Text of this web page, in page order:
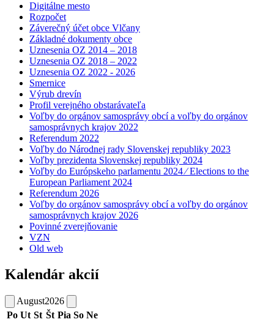
Digitálne mesto
Rozpočet
Záverečný účet obce Vlčany
Základné dokumenty obce
Uznesenia OZ 2014 – 2018
Uznesenia OZ 2018 – 2022
Uznesenia OZ 2022 - 2026
Smernice
Výrub drevín
Profil verejného obstarávateľa
Voľby do orgánov samosprávy obcí a voľby do orgánov
samosprávnych krajov 2022
Referendum 2022
Voľby do Národnej rady Slovenskej republiky 2023
Voľby prezidenta Slovenskej republiky 2024
Voľby do Európskeho parlamentu 2024 ⁄ Elections to the
European Parliament 2024
Referendum 2026
Voľby do orgánov samosprávy obcí a voľby do orgánov
samosprávnych krajov 2026
Povinné zverejňovanie
VZN
Old web
Kalendár akcií
August2026
Po Ut St Št Pia So Ne